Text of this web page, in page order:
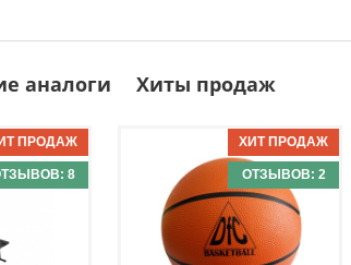
аналоги Хиты продаж
8 ОТЗЫВОВ: 2